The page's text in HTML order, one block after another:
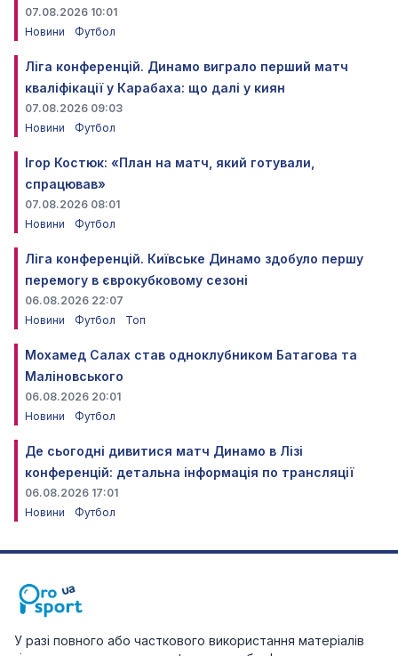
07.08.2026 10:01
Новини
Футбол
Ліга конференцій. Динамо виграло перший матч
кваліфікації у Карабаха: що далі у киян
07.08.2026 09:03
Новини
Футбол
Ігор Костюк: «План на матч, який готували,
спрацював»
07.08.2026 08:01
Новини
Футбол
Ліга конференцій. Київське Динамо здобуло першу
перемогу в єврокубковому сезоні
06.08.2026 22:07
Новини
Футбол Топ
Мохамед Салах став одноклубником Батагова та
Маліновського
06.08.2026 20:01
Новини
Футбол
Де сьогодні дивитися матч Динамо в Лізі
конференцій: детальна інформація по трансляції
06.08.2026 17:01
Новини
Футбол
У разі повного або часткового використання матеріалів